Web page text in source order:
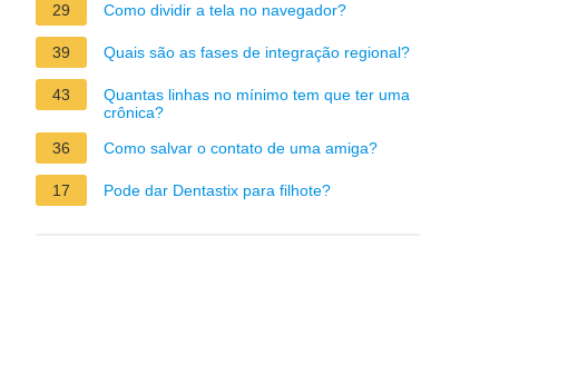
29
Como dividir a tela no navegador?
39 Quais são as fases de integração regional?
43
Quantas linhas no mínimo tem que ter uma
crônica?
36
Como salvar o contato de uma amiga?
17 Pode dar Dentastix para filhote?